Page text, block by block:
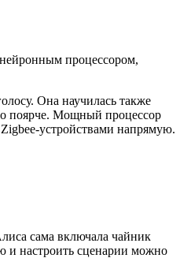
процессором,
Она научилась также
поярче. Мощный процессор
устройствами напрямую.
сама включала чайник
и настроить сценарии можно